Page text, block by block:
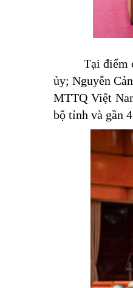
Tại điểm cầu
ủy; Nguyễn
MTTQ Việt
bộ tỉnh và gần